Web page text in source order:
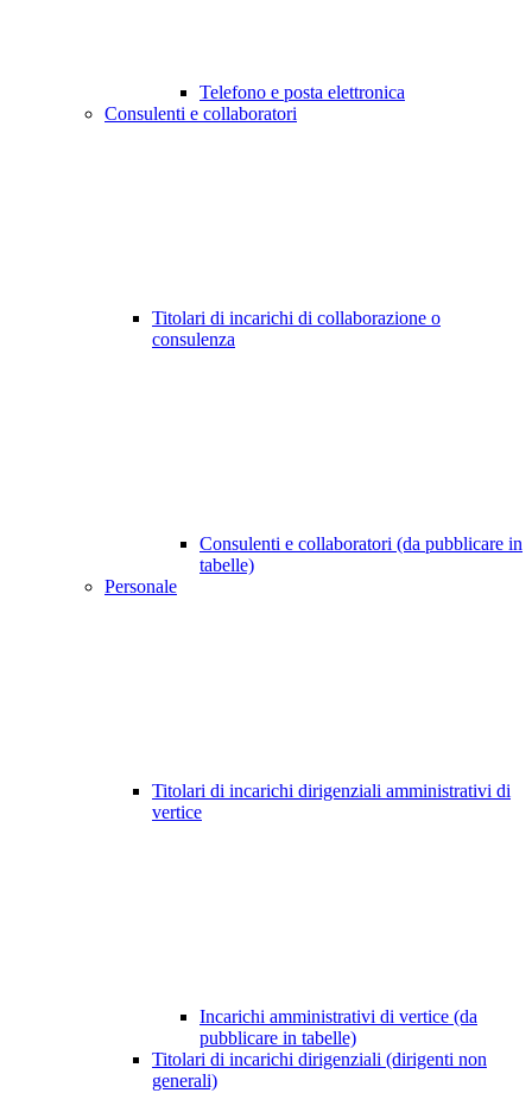
Telefono e posta elettronica
Consulenti e collaboratori
Titolari di incarichi di collaborazione o
consulenza
Consulenti e collaboratori (da pubblicare in
tabelle)
Personale
Titolari di incarichi dirigenziali amministrativi di
vertice
Incarichi amministrativi di vertice (da
pubblicare in tabelle)
Titolari di incarichi dirigenziali (dirigenti non
generali)